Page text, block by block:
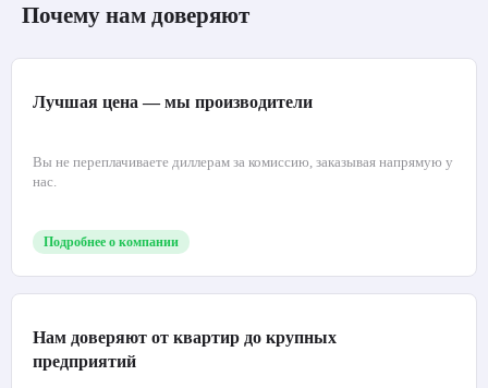
Почему нам доверяют
Лучшая цена — мы производители
Вы не переплачиваете диллерам за комиссию, заказывая напрямую у
нас.
Подробнее о компании
Нам доверяют от квартир до крупных
предприятий